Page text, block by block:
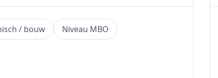
/ bouw Niveau MBO